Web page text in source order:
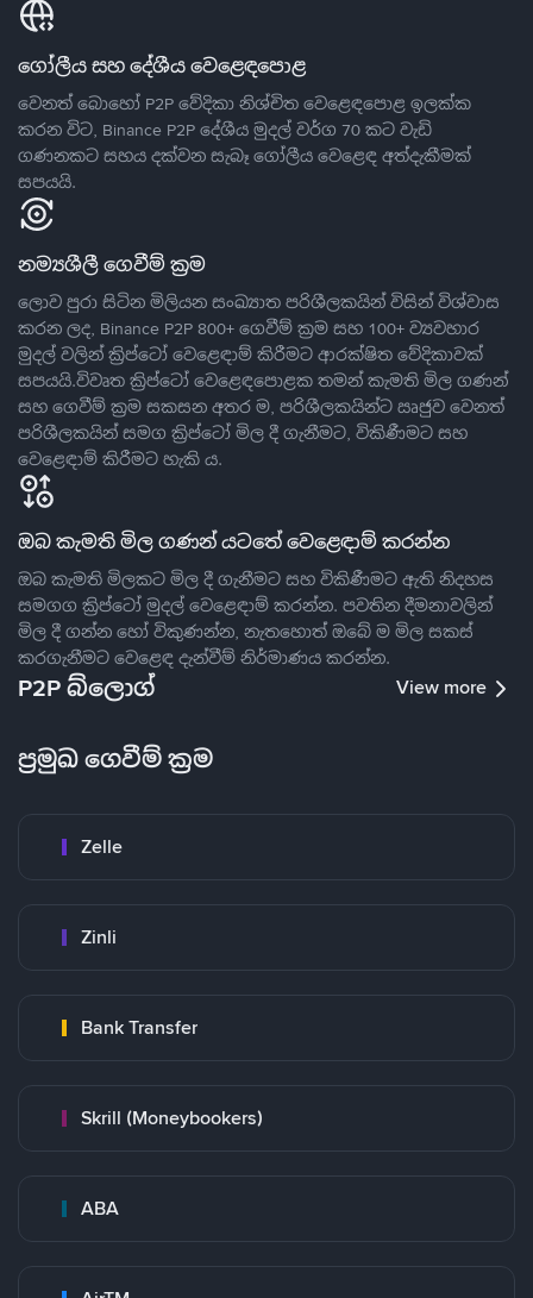
ගෝලීය සහ දේශීය වෙළෙඳපොළ
වෙනත් බොහෝ P2P වේදිකා නිශ්චිත වෙළෙඳපොළ ඉලක්ක
කරන විට, Binance P2P දේශීය මුදල් වර්ග 70 කට වැඩි
ගණනකට සහය දක්වන සැබෑ ගෝලීය වෙළෙඳ අත්දැකීමක්
සපයයි.
නම්‍යශීලී ගෙවීම් ක්‍රම
ලොව පුරා සිටින මිලියන සංඛ්‍යාත පරිශීලකයින් විසින් විශ්වාස
කරන ලද, Binance P2P 800+ ගෙවීම් ක්‍රම සහ 100+ ව්‍යවහාර
මුදල් වලින් ක්‍රිප්ටෝ වෙළෙඳාම් කිරීමට ආරක්ෂිත වේදිකාවක්
සපයයි.විවෘත ක්‍රිප්ටෝ වෙළෙඳපොළක තමන් කැමති මිල ගණන්
සහ ගෙවීම් ක්‍රම සකසන අතර ම, පරිශීලකයින්ට ඍජුව වෙනත්
පරිශීලකයින් සමග ක්‍රිප්ටෝ මිල දී ගැනීමට, විකිණීමට සහ
වෙළෙඳාම් කිරීමට හැකි ය.
ඔබ කැමති මිල ගණන් යටතේ වෙළෙඳාම් කරන්න
ඔබ කැමති මිලකට මිල දී ගැනීමට සහ විකිණීමට ඇති නිදහස
සමගග ක්‍රිප්ටෝ මුදල් වෙළෙඳාම් කරන්න. පවතින දීමනාවලින්
මිල දී ගන්න හෝ විකුණන්න, නැතහොත් ඔබේ ම මිල සකස්
කරගැනීමට වෙළෙඳ දැන්වීම් නිර්මාණය කරන්න.
P2P බ්ලොග් View more
ප්‍රමුඛ ගෙවීම් ක්‍රම
Zelle
Zinli
Bank Transfer
Skrill (Moneybookers)
ABA